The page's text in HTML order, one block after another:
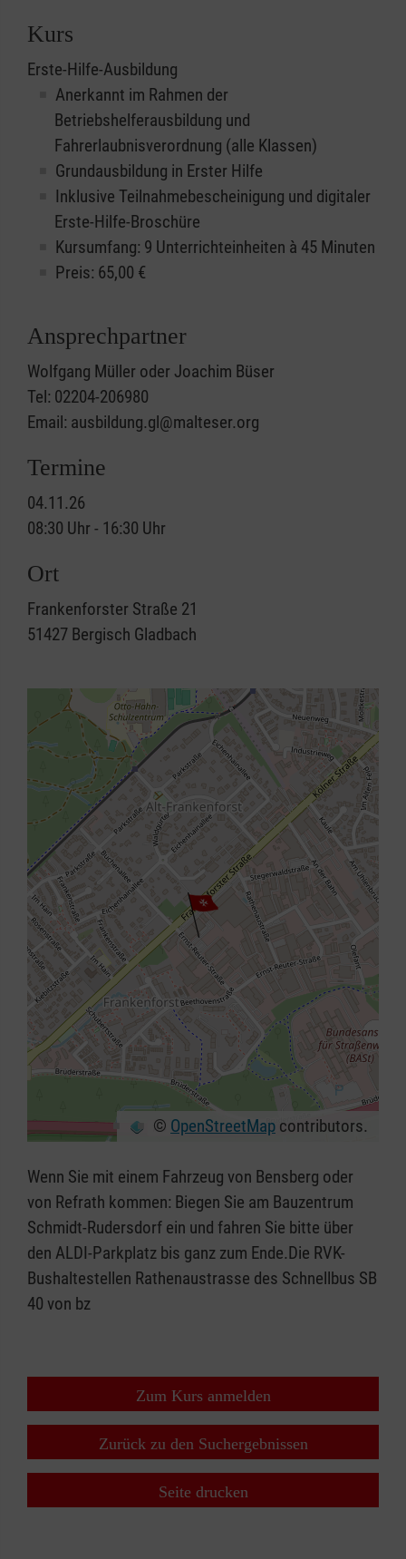
Kurs
Erste-Hilfe-Ausbildung
Anerkannt im Rahmen der
Betriebshelferausbildung und
Fahrerlaubnisverordnung (alle Klassen)
Grundausbildung in Erster Hilfe
Inklusive Teilnahmebescheinigung und digitaler
Erste-Hilfe-Broschüre
Kursumfang: 9 Unterrichteinheiten à 45 Minuten
Preis: 65,00 €
Ansprechpartner
Wolfgang Müller oder Joachim Büser
Tel: 02204-206980
Email: ausbildung.gl@malteser.org
Termine
04.11.26
08:30 Uhr - 16:30 Uhr
Ort
Frankenforster Straße 21
51427 Bergisch Gladbach
⇧
© OpenStreetMap contributors.
Wenn Sie mit einem Fahrzeug von Bensberg oder
von Refrath kommen: Biegen Sie am Bauzentrum
Schmidt-Rudersdorf ein und fahren Sie bitte über
den ALDI-Parkplatz bis ganz zum Ende.Die RVK-
Bushaltestellen Rathenaustrasse des Schnellbus SB
40 von bz
Zum Kurs anmelden
Zurück zu den Suchergebnissen
Seite drucken